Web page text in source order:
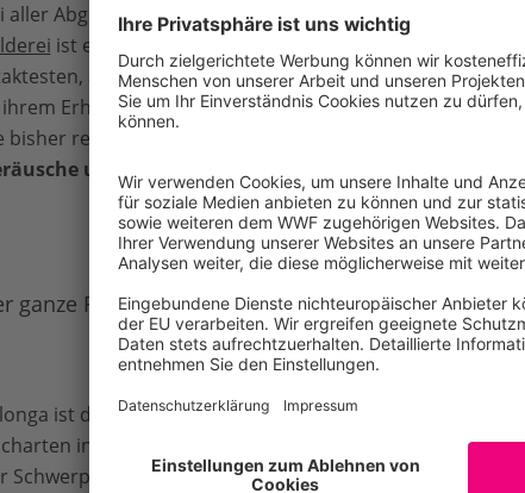
aller Abgeschiedenheit schwinden auch im
ist eine allgegenwärtige Bedrohung. Erklärtes Ziel
aber am wenigsten erforschten
Erhalt beitragen zu können. Im Mittelpunkt
bisher relativ wenig Beachtung gefunden haben.
Von
und Bilder dokumentiert werden.
ganze Report (Biodiversity Express Survey:
ist durchzogen von Flüssen, Bächen, und
in unauffälligen Lebensräumen wie Rinnsalen
Schwerpunkte der Expedition.Die Ergebnisse zeigen